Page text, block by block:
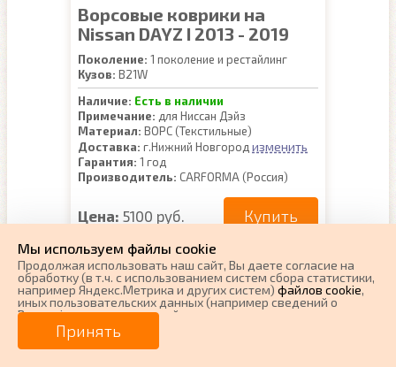
Ворсовые коврики на
Nissan DAYZ I 2013 - 2019
Поколение: 1 поколение и рестайлинг
Кузов: B21W
Наличие: Есть в наличии
Примечание: для Ниссан Дэйз
Материал: ВОРС (Текстильные)
Доставка: г.Нижний Новгород изменить
Гарантия: 1 год
Производитель: CARFORMA (Россия)
Цена: 5100 руб. Купить
Мы используем файлы cookie
Продолжая использовать наш cайт, Вы даете согласие на
обработку (в т.ч. с использованием систем сбора статистики,
например Яндекс.Метрика и других систем) файлов cookie,
иных пользовательских данных (например сведений о
Вашем ip-адресе, сведений о местоположении, типе
устройства, времени посещения страницы, сведений о
ресурсах сети Интернет, с которых были совершены
переходы на наш сайт, сведения о Ваших действиях на сайте
Принять